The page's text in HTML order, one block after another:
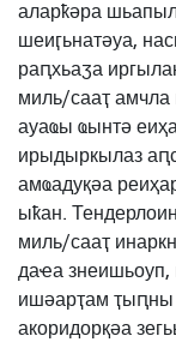
аларҟәра
шеиӷьнатәуа,
раԥхьаӡа
миль/сааҭ
ауаҩы ҩынтә
ирыдыркылаз
амҩадуқәа
ыҟан.
миль/сааҭ
даҽа
ишәарҭам ҭыԥны
акоридорқәа